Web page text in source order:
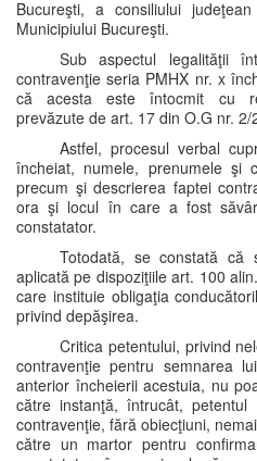
Bucureşti, a consiliului
Municipiului Bucureşti.
Sub aspectul legalităţii
contravenţie seria PMHX nr. x
că acesta este întocmit cu
prevăzute de art. 17 din O.G nr. 2/
Astfel, procesul verbal
încheiat, numele, prenumele şi
precum şi descrierea faptei
ora şi locul în care a fost
constatator.
Totodată, se constată că
aplicată pe dispoziţiile art. 100
care instituie obligaţia
privind depăşirea.
Critica petentului, privind
contravenţie pentru semnarea
anterior încheierii acestuia, nu
către instanţă, întrucât,
contravenţie, fără obiecţiuni,
către un martor pentru